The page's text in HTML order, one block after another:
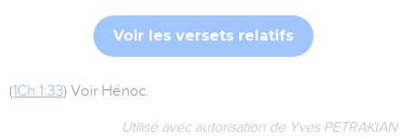
Voir les versets relatifs
(1Ch 1:33) Voir Hénoc.
Utilisé avec autorisation de Yves PETRAKIAN